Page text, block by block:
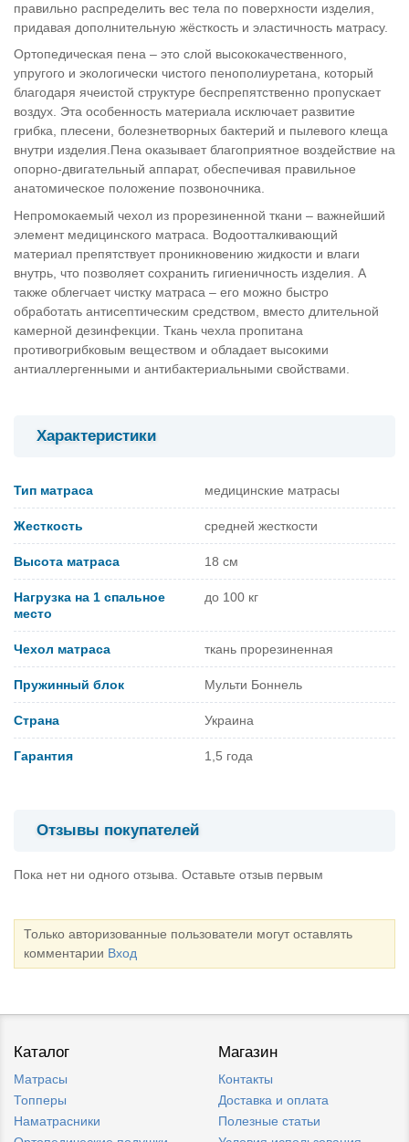
правильно распределить вес тела по поверхности изделия,
придавая дополнительную жёсткость и эластичность матрасу.
Ортопедическая пена – это слой высококачественного,
упругого и экологически чистого пенополиуретана, который
благодаря ячеистой структуре беспрепятственно пропускает
воздух. Эта особенность материала исключает развитие
грибка, плесени, болезнетворных бактерий и пылевого клеща
внутри изделия.Пена оказывает благоприятное воздействие на
опорно-двигательный аппарат, обеспечивая правильное
анатомическое положение позвоночника.
Непромокаемый чехол из прорезиненной ткани – важнейший
элемент медицинского матраса. Водоотталкивающий
материал препятствует проникновению жидкости и влаги
внутрь, что позволяет сохранить гигиеничность изделия. А
также облегчает чистку матраса – его можно быстро
обработать антисептическим средством, вместо длительной
камерной дезинфекции. Ткань чехла пропитана
противогрибковым веществом и обладает высокими
антиаллергенными и антибактериальными свойствами.
Характеристики
Тип матраса медицинские матрасы
Жесткость средней жесткости
Высота матраса 18 см
Нагрузка на 1 спальное
место
до 100 кг
Чехол матраса ткань прорезиненная
Пружинный блок Мульти Боннель
Страна Украина
Гарантия 1,5 года
Отзывы покупателей
Пока нет ни одного отзыва. Оставьте отзыв первым
Только авторизованные пользователи могут оставлять
комментарии Вход
Каталог
Матрасы
Топперы
Наматрасники
Магазин
Контакты
Доставка и оплата
Полезные статьи